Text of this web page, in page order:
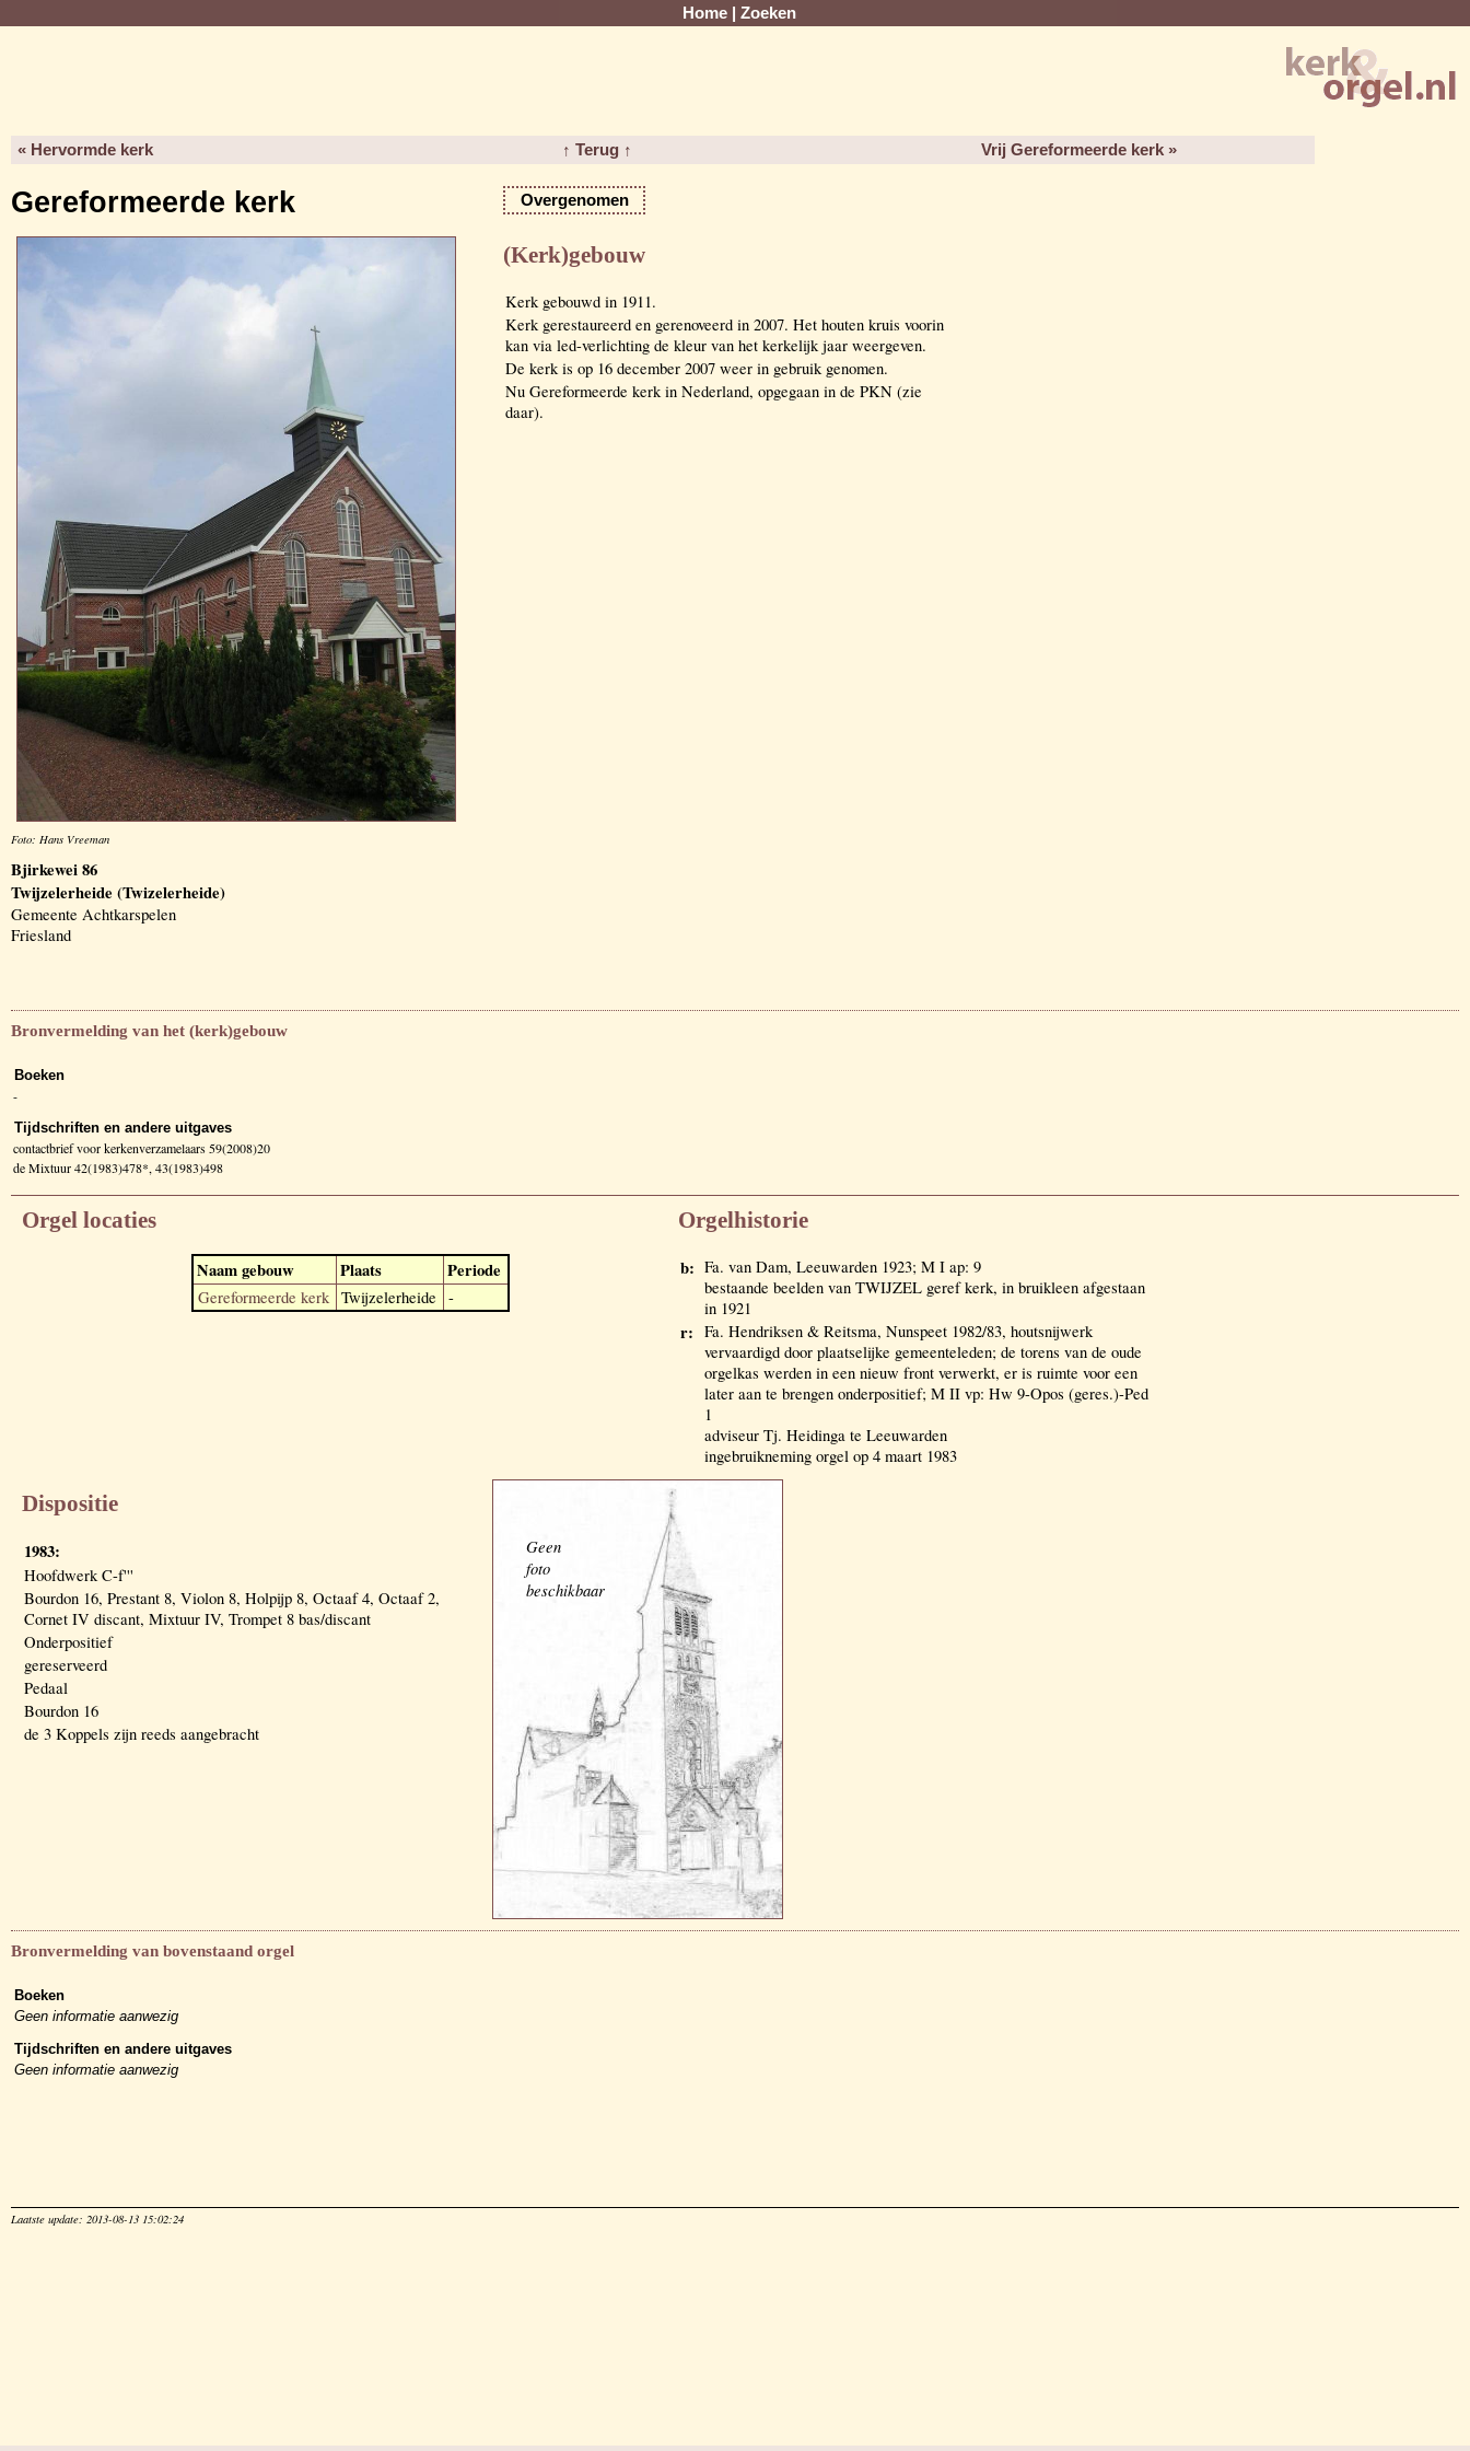
Home Zoeken
« Hervormde kerk ↑ Terug ↑ Vrij Gereformeerde kerk »
Gereformeerde kerk Overgenomen
Foto: Hans Vreeman
Bjirkewei 86
Twijzelerheide (Twizelerheide)
Gemeente Achtkarspelen
Friesland
(Kerk)gebouw
Kerk gebouwd in 1911.
Kerk gerestaureerd en gerenoveerd in 2007. Het houten kruis voorin
kan via led-verlichting de kleur van het kerkelijk jaar weergeven.
De kerk is op 16 december 2007 weer in gebruik genomen.
Nu Gereformeerde kerk in Nederland, opgegaan in de PKN (zie
daar).
Bronvermelding van het (kerk)gebouw
Boeken
-
Tijdschriften en andere uitgaves
contactbrief voor kerkenverzamelaars 59(2008)20
de Mixtuur 42(1983)478*, 43(1983)498
Orgel locaties
Naam gebouw Plaats Periode
Gereformeerde kerk Twijzelerheide -
Orgelhistorie
b: Fa. van Dam, Leeuwarden 1923; M I ap: 9
bestaande beelden van TWIJZEL geref kerk, in bruikleen afgestaan
in 1921
r: Fa. Hendriksen & Reitsma, Nunspeet 1982/83, houtsnijwerk
vervaardigd door plaatselijke gemeenteleden; de torens van de oude
orgelkas werden in een nieuw front verwerkt, er is ruimte voor een
later aan te brengen onderpositief; M II vp: Hw 9-Opos (geres.)-Ped
1
adviseur Tj. Heidinga te Leeuwarden
ingebruikneming orgel op 4 maart 1983
Dispositie
1983:
Hoofdwerk C-f'''
Bourdon 16, Prestant 8, Violon 8, Holpijp 8, Octaaf 4, Octaaf 2,
Cornet IV discant, Mixtuur IV, Trompet 8 bas/discant
Onderpositief
gereserveerd
Pedaal
Bourdon 16
de 3 Koppels zijn reeds aangebracht
Geen
foto
beschikbaar
Bronvermelding van bovenstaand orgel
Boeken
Geen informatie aanwezig
Tijdschriften en andere uitgaves
Geen informatie aanwezig
Laatste update: 2013-08-13 15:02:24